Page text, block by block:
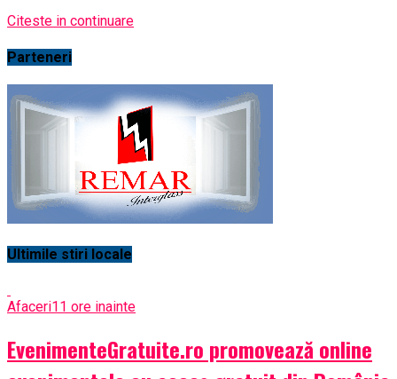
Citeste in continuare
Parteneri
Ultimile stiri locale
Afaceri11 ore inainte
EvenimenteGratuite.ro promovează online